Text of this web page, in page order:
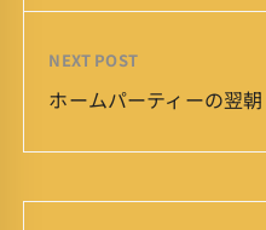
NEXT POST
ホームパーティーの翌朝